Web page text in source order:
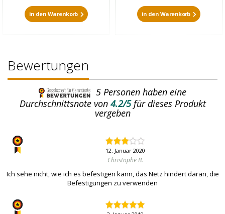
in den Warenkorb in den Warenkorb
Bewertungen
5 Personen haben eine
Durchschnittsnote von4.2/5für dieses Produkt
vergeben
12. Januar 2020
Christophe B.
Ich sehe nicht, wie ich es befestigen kann, das Netz hindert daran, die
Befestigungen zu verwenden